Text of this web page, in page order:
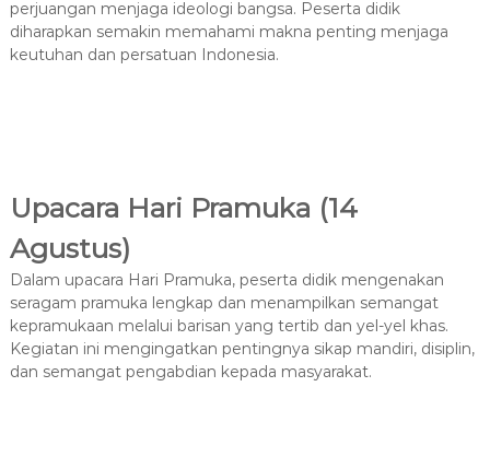
perjuangan menjaga ideologi bangsa. Peserta didik
diharapkan semakin memahami makna penting menjaga
keutuhan dan persatuan Indonesia.
Upacara Hari Pramuka (14
Agustus)
Dalam upacara Hari Pramuka, peserta didik mengenakan
seragam pramuka lengkap dan menampilkan semangat
kepramukaan melalui barisan yang tertib dan yel-yel khas.
Kegiatan ini mengingatkan pentingnya sikap mandiri, disiplin,
dan semangat pengabdian kepada masyarakat.